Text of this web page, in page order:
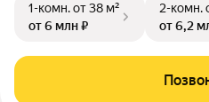
1-комн.от 38 м²
от 6 млн ₽
2-комн.
от 6,2